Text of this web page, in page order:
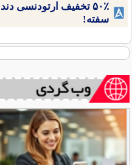
۵۰٪ تخفیف ارتودنسی
سفته!